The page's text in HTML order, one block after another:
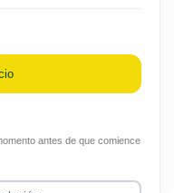
antes de que comience